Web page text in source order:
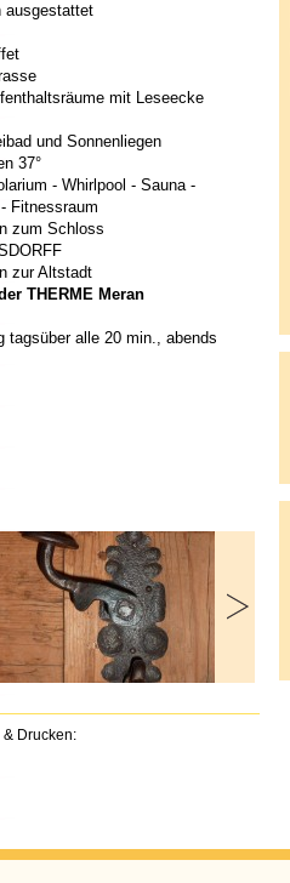
ausgestattet
mit Leseecke
und Sonnenliegen
37°
- Whirlpool - Sauna -
Fitnessraum
zum Schloss
zur Altstadt
THERME Meran
tagsüber alle 20 min., abends
& Drucken: